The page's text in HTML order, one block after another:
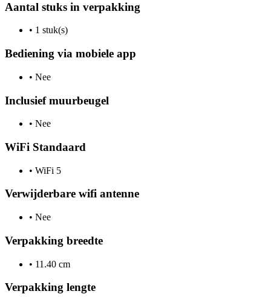
Aantal stuks in verpakking
• 1 stuk(s)
Bediening via mobiele app
• Nee
Inclusief muurbeugel
• Nee
WiFi Standaard
• WiFi 5
Verwijderbare wifi antenne
• Nee
Verpakking breedte
• 11.40 cm
Verpakking lengte